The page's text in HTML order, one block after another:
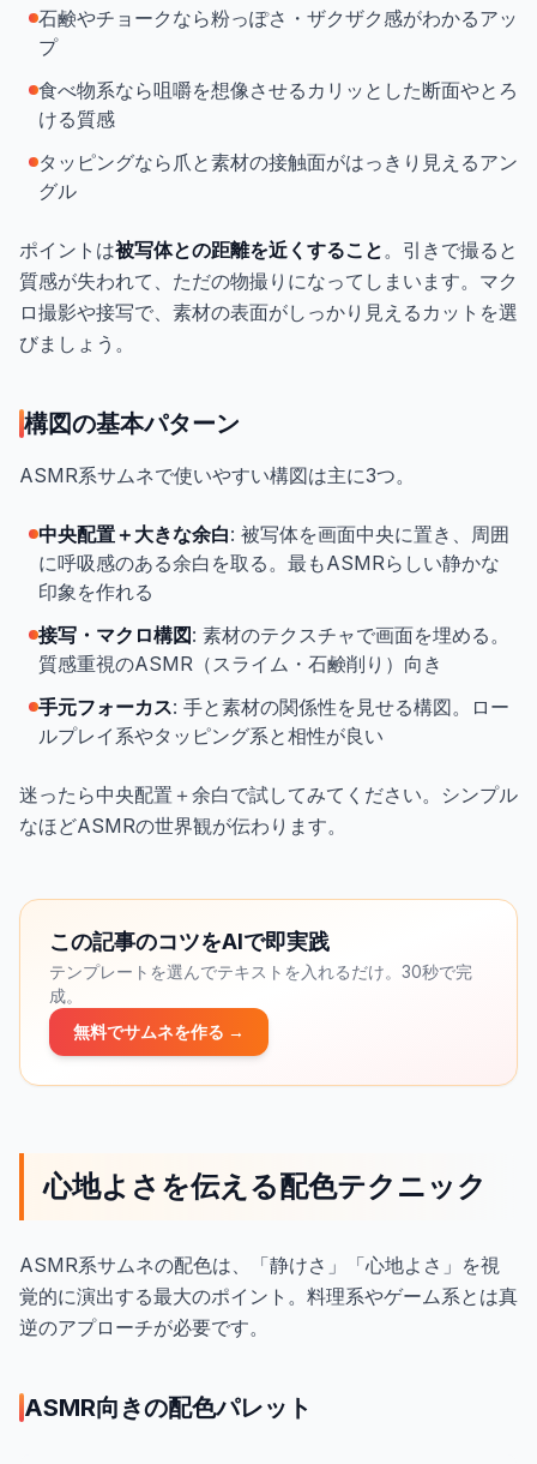
石鹸やチョークなら粉っぽさ・ザクザク感がわかるアッ
プ
食べ物系なら咀嚼を想像させるカリッとした断面やとろ
ける質感
タッピングなら爪と素材の接触面がはっきり見えるアン
グル
ポイントは被写体との距離を近くすること。引きで撮ると
質感が失われて、ただの物撮りになってしまいます。マク
ロ撮影や接写で、素材の表面がしっかり見えるカットを選
びましょう。
構図の基本パターン
ASMR系サムネで使いやすい構図は主に3つ。
中央配置＋大きな余白: 被写体を画面中央に置き、周囲
に呼吸感のある余白を取る。最もASMRらしい静かな
印象を作れる
接写・マクロ構図: 素材のテクスチャで画面を埋める。
質感重視のASMR（スライム・石鹸削り）向き
手元フォーカス: 手と素材の関係性を見せる構図。ロー
ルプレイ系やタッピング系と相性が良い
迷ったら中央配置＋余白で試してみてください。シンプル
なほどASMRの世界観が伝わります。
この記事のコツをAIで即実践
テンプレートを選んでテキストを入れるだけ。30秒で完
成。
無料でサムネを作る →
心地よさを伝える配色テクニック
ASMR系サムネの配色は、「静けさ」「心地よさ」を視
覚的に演出する最大のポイント。料理系やゲーム系とは真
逆のアプローチが必要です。
ASMR向きの配色パレット